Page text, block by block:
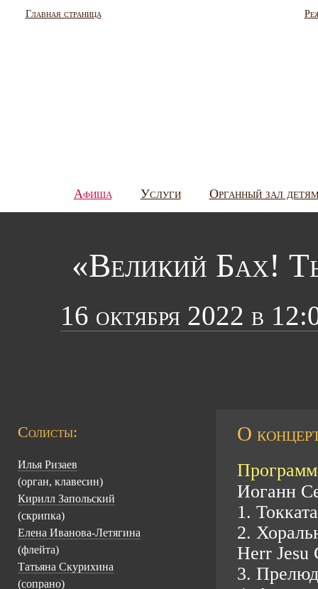
Главная страница
Афиша Услуги Органный зал
«Великий Бах!
16 октября 2022 в
Солисты:
Илья Ризаев
(орган, клавесин)
Кирилл Запольский
(скрипка)
Елена Иванова-Летягина
(флейта)
Татьяна Скурихина
(сопрано)
О
Иоганн
1.
2.
Herr Jesu
3.